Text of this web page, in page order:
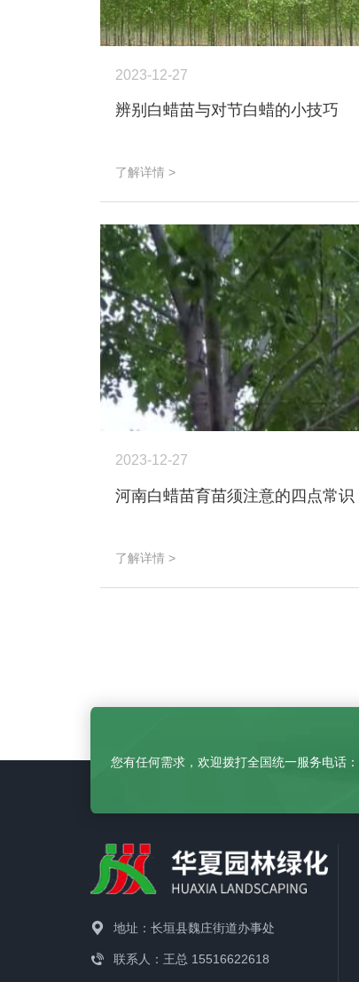
2023-12-27
辨别白蜡苗与对节白蜡的小技巧
了解详情 >
2023-12-27
河南白蜡苗育苗须注意的四点常识
了解详情 >
您有任何需求，欢迎拨打全国统一服务电话：
地址：长垣县魏庄街道办事处
联系人：王总 15516622618